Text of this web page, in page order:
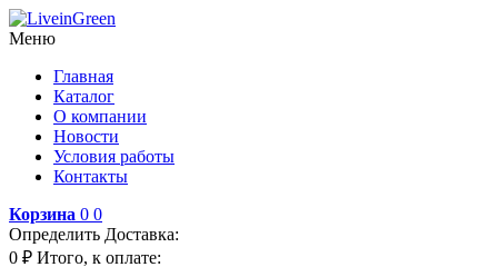
Меню
Главная
Каталог
О компании
Новости
Условия работы
Контакты
Корзина 0 0
Определить Доставка:
0 ₽ Итого, к оплате: